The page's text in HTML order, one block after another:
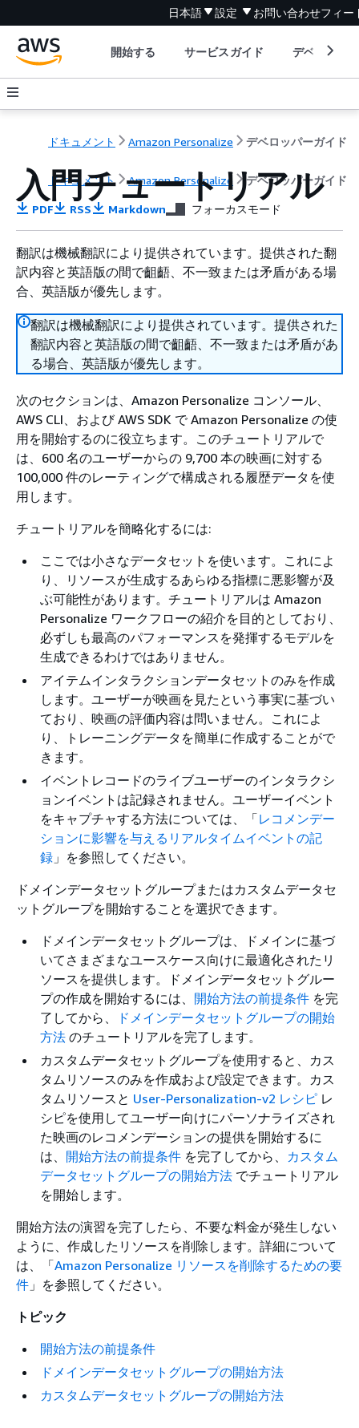
日本語 設定 お問い合わせフィー
開始する サービスガイド デベロッパ
ドキュメント Amazon Personalize デベロッパーガイド
ドキュメント Amazon Personalize デベロッパーガイド
入門チュートリアル
PDF RSS Markdown フォーカスモード
翻訳は機械翻訳により提供されています。提供された翻
訳内容と英語版の間で齟齬、不一致または矛盾がある場
合、英語版が優先します。
翻訳は機械翻訳により提供されています。提供された
翻訳内容と英語版の間で齟齬、不一致または矛盾があ
る場合、英語版が優先します。
次のセクションは、Amazon Personalize コンソール、
AWS CLI、および AWS SDK で Amazon Personalize の使
用を開始するのに役立ちます。このチュートリアルで
は、600 名のユーザーからの 9,700 本の映画に対する
100,000 件のレーティングで構成される履歴データを使
用します。
チュートリアルを簡略化するには:
ここでは小さなデータセットを使います。これによ
り、リソースが生成するあらゆる指標に悪影響が及
ぶ可能性があります。チュートリアルは Amazon
Personalize ワークフローの紹介を目的としており、
必ずしも最高のパフォーマンスを発揮するモデルを
生成できるわけではありません。
アイテムインタラクションデータセットのみを作成
します。ユーザーが映画を見たという事実に基づい
ており、映画の評価内容は問いません。これによ
り、トレーニングデータを簡単に作成することがで
きます。
イベントレコードのライブユーザーのインタラクシ
ョンイベントは記録されません。ユーザーイベント
をキャプチャする方法については、「レコメンデー
ションに影響を与えるリアルタイムイベントの記
録 」を参照してください。
ドメインデータセットグループまたはカスタムデータセ
ットグループを開始することを選択できます。
ドメインデータセットグループは、ドメインに基づ
いてさまざまなユースケース向けに最適化されたリ
ソースを提供します。ドメインデータセットグルー
プの作成を開始するには、 開始方法の前提条件 を完
了してから、
ドメインデータセットグループの開始
方法 のチュートリアルを完了します。
カスタムデータセットグループを使用すると、カス
タムリソースのみを作成および設定できます。カス
タムリソースと User-Personalization-v2 レシピ レ
シピを使用してユーザー向けにパーソナライズされ
た映画のレコメンデーションの提供を開始するに
は、 開始方法の前提条件 を完了してから、 カスタム
データセットグループの開始方法 でチュートリアル
を開始します。
開始方法の演習を完了したら、不要な料金が発生しない
ように、作成したリソースを削除します。詳細について
は、「Amazon Personalize リソースを削除するための要
件 」を参照してください。
トピック
開始方法の前提条件
ドメインデータセットグループの開始方法
カスタムデータセットグループの開始方法